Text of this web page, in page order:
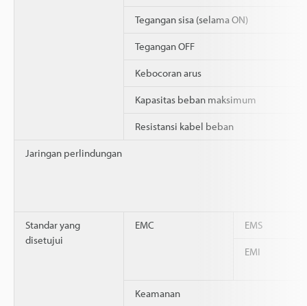
Tegangan sisa (selama ON)
Tegangan OFF
Kebocoran arus
Kapasitas beban maksimum
Resistansi kabel beban
Jaringan perlindungan
Standar yang
disetujui
EMC EMS
EMI
Keamanan